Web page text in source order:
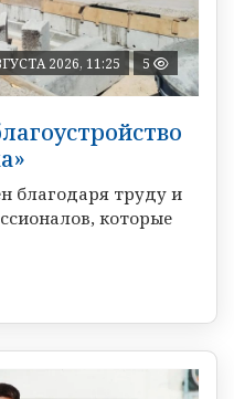
2026, 11:25 5
благодаря труду и
которые